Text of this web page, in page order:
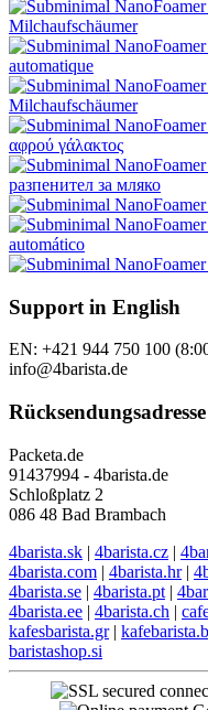
Support in English
EN: +421 944 750 100
info@4barista.de
Rücksendungsadresse
Packeta.de
91437994 - 4barista.de
Schloßplatz 2
086 48 Bad Brambach
4barista.sk | 4barista.cz |
4barista.com | 4barista.hr|
4barista.se | 4barista.pt |
4barista.ee | 4barista.ch |
kafesbarista.gr|
baristashop.si